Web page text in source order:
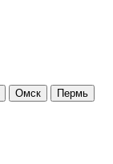
Омск
Пермь